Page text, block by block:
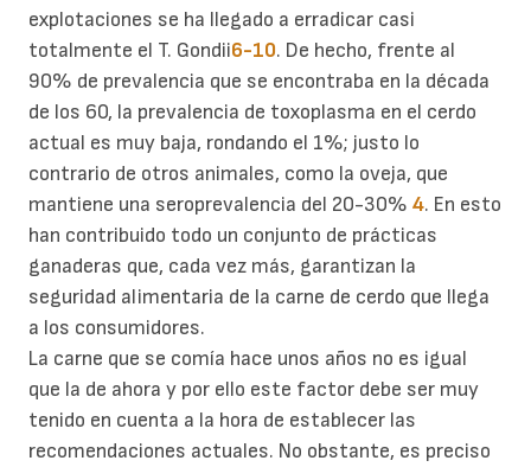
explotaciones se ha llegado a erradicar casi
totalmente el T. Gondii6-10. De hecho, frente al
90% de prevalencia que se encontraba en la década
de los 60, la prevalencia de toxoplasma en el cerdo
actual es muy baja, rondando el 1%; justo lo
contrario de otros animales, como la oveja, que
mantiene una seroprevalencia del 20-30% 4. En esto
han contribuido todo un conjunto de prácticas
ganaderas que, cada vez más, garantizan la
seguridad alimentaria de la carne de cerdo que llega
a los consumidores.
La carne que se comía hace unos años no es igual
que la de ahora y por ello este factor debe ser muy
tenido en cuenta a la hora de establecer las
recomendaciones actuales. No obstante, es preciso